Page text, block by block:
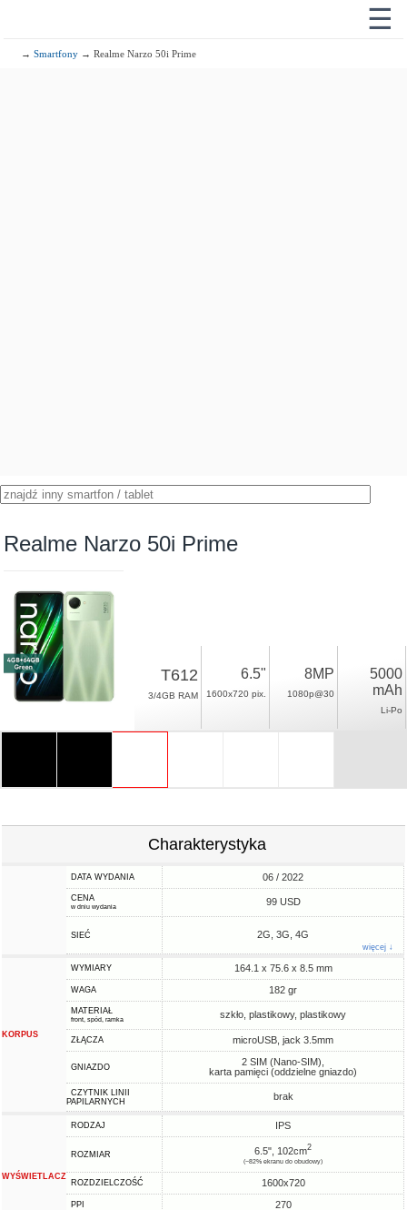
☰
→Smartfony → Realme Narzo 50i Prime
Realme Narzo 50i Prime
T612
3/4GB RAM
6.5"
1600x720 pix.
8MP
1080p@30
5000
mAh
Li-Po
Charakterystyka
DATA WYDANIA 06 / 2022
CENA
w dniu wydania 99 USD
SIEĆ 2G, 3G, 4G
więcej ↓
KORPUS
WYMIARY 164.1 x 75.6 x 8.5 mm
WAGA 182 gr
MATERIAŁ
front, spód, ramka szkło, plastikowy, plastikowy
ZŁĄCZA microUSB, jack 3.5mm
GNIAZDO
2 SIM (Nano-SIM),
karta pamięci (oddzielne gniazdo)
CZYTNIK LINII
PAPILARNYCH
brak
WYŚWIETLACZ
RODZAJ IPS
ROZMIAR 6.5", 102cm2
(~82% ekranu do obudowy)
ROZDZIELCZOŚĆ 1600x720
PPI 270